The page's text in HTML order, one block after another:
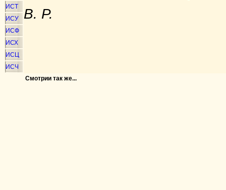
ИСТ
ИСУ
ИСФ
ИСХ
ИСЦ
ИСЧ
В. Р.
Смотрии так же...